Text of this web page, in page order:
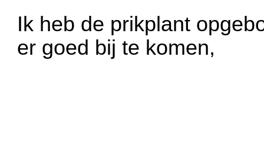
Ik heb de prikplant
er goed bij te komen,